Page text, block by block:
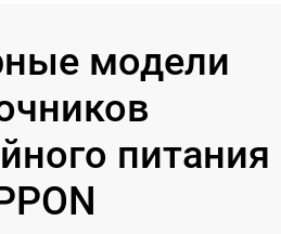
модели
питания